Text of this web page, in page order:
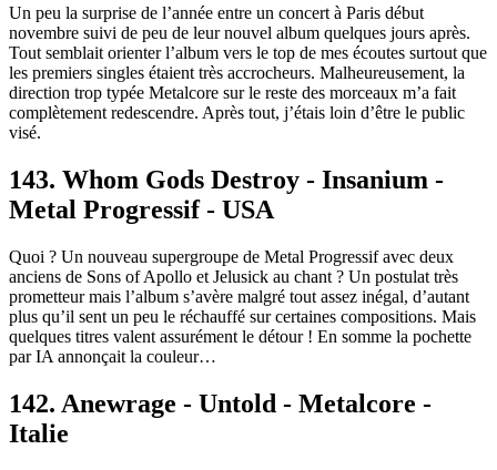
Un peu la surprise de l’année entre un concert à Paris début
novembre suivi de peu de leur nouvel album quelques jours après.
Tout semblait orienter l’album vers le top de mes écoutes surtout que
les premiers singles étaient très accrocheurs. Malheureusement, la
direction trop typée Metalcore sur le reste des morceaux m’a fait
complètement redescendre. Après tout, j’étais loin d’être le public
visé.
143. Whom Gods Destroy - Insanium -
Metal Progressif - USA
Quoi ? Un nouveau supergroupe de Metal Progressif avec deux
anciens de Sons of Apollo et Jelusick au chant ? Un postulat très
prometteur mais l’album s’avère malgré tout assez inégal, d’autant
plus qu’il sent un peu le réchauffé sur certaines compositions. Mais
quelques titres valent assurément le détour ! En somme la pochette
par IA annonçait la couleur…
142. Anewrage - Untold - Metalcore -
Italie